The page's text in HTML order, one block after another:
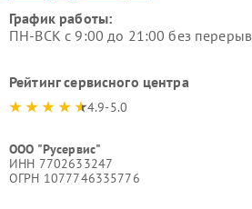
График работы:
ПН-ВСК с 9:00 до 21:00 без
Рейтинг сервисного центра
4.9-5.0
ООО "Русервис"
ИНН 7702633247
ОГРН 1077746335776